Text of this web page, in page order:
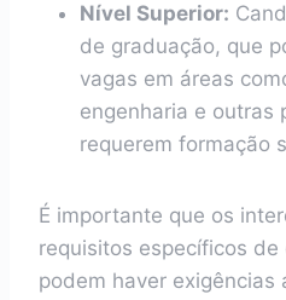
Nível Superior:
de graduação, que
vagas em áreas
engenharia e outras
requerem formação
É importante que os
requisitos específicos de
podem haver exigências